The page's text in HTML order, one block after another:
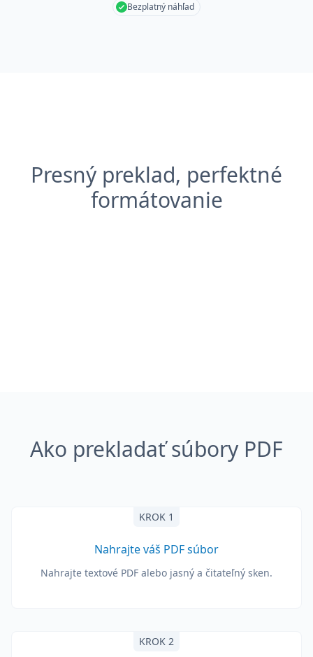
Bezplatný náhľad
Presný preklad, perfektné
formátovanie
Ako prekladať súbory PDF
KROK 1
Nahrajte váš PDF súbor
Nahrajte textové PDF alebo jasný a čitateľný sken.
KROK 2